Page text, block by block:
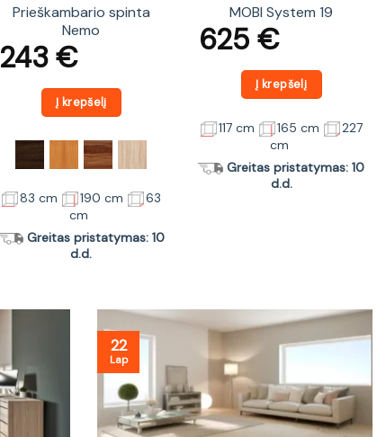
Prieškambario spinta
Nemo
243€
Į krepšelį
83 cm 190 cm
63
cm
Greitas pristatymas: 10
d.d.
MOBI System 19
625€
Į krepšelį
117 cm 165 cm
227
cm
Greitas pristatymas: 10
d.d.
22
Lap